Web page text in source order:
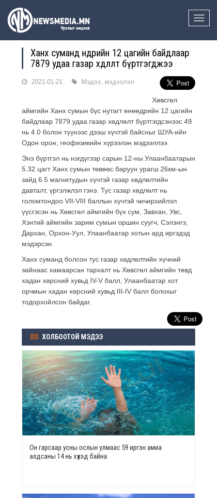
Toggle
Ханх суманд өнөөдрийн 12 цагийн байдлаар
7879 удаа газар хөдлөлт бүртгэгджээ
2021-01-21 Мэдээ, мэдээлэл
Хөвсгөл
аймгийн Ханх сумын бүс нутагт өнөөдрийн 12 цагийн
байдлаар 7879 удаа газар хөдлөлт бүртгэгдсэнээс 49
нь 4.0 болон түүнээс дээш хүчтэй байсныг ШУА-ийн
Одон орон, геофизикийн хүрээлэн мэдээллээ.
Энэ бүртгэл нь нэгдүгээр сарын 12-ны Улаанбаатарын
5.32 цагт Ханх сумын төвөөс баруун урагш 26км-ын
зайд 6.5 магнитудын хүчтэй газар хөдлөлтийн
давталт, үргэлжлэл гэнэ. Тус газар хөдлөлт нь
голомтондоо VII-VIII баллын хүчтэй чичирхийлэл
үүсгэсэн нь Хөвсгөл аймгийн бүх сум, Завхан, Увс,
Хэнтий аймгийн зарим сумын оршин суугч, Сэлэнгэ,
Дархан, Орхон-Уул, Улаанбаатар хотын ард иргэдэд
мэдэрсэн.
Ханх суманд болсон тус газар хөдлөлтийн хүчний
зайнаас хамаарсан тархалт нь Хөвсгөл аймгийн төвд
хадан хөрсний хувьд IV-V балл, Улаанбаатар хот
орчмын хадан хөрсний хувьд III-IV балл болохыг
тодорхойлсон байдаг.
ХОЛБООТОЙ МЭДЭЭ
Он гарсаар усны ослын улмаас 59 иргэн амиа
алдсаны 14 нь хүүхэд байна